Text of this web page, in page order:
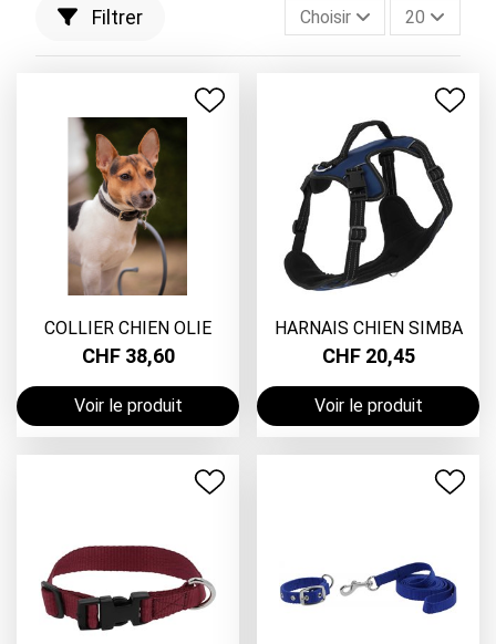
Filtrer Choisir 20
COLLIER CHIEN OLIE
CHF 38,60
Voir le produit
HARNAIS CHIEN SIMBA
CHF 20,45
Voir le produit